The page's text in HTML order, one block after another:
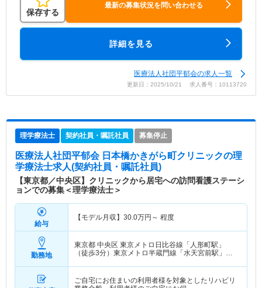
保存する
最新の募集状況を問い合わせる
詳細を見る
医療法人社団平郁会の求人一覧
更新日：2025/10/21 求人番号：10113720
理学療法士 契約社員・嘱託社員 募集停止
医療法人社団平郁会 日本橋かきがら町クリニックの理
学療法士求人(契約社員・嘱託社員)
【東京都／中央区】クリニックから居宅への訪問看護ステーシ
ョンでの募集＜理学療法士＞
給与
【モデル月収】 30.0万円～ 程度
勤務地
東京都 中央区 東京メトロ日比谷線「人形町駅」
（徒歩3分）東京メトロ半蔵門線「水天宮前駅」
ご自宅にお住まいの利用者様を対象としたリハビリ